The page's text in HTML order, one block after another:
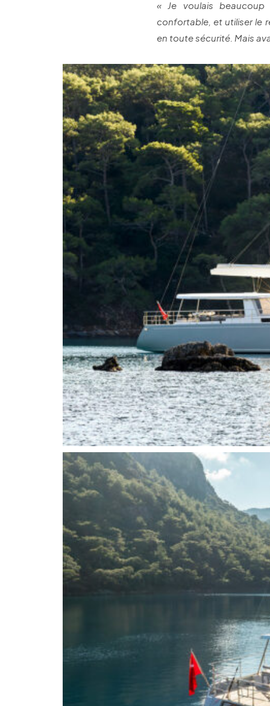
« Je voulais
confortable, et utiliser le
en toute sécurité. Mais